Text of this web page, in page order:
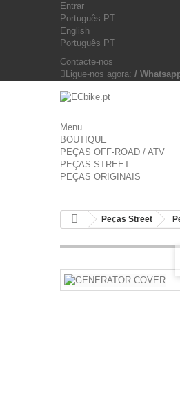
Entrar
Português PT
English
Português PT
Contacte-nos
Ligue-nos agora: /
Menu
BOUTIQUE
PEÇAS OFF-ROAD / ATV
PEÇAS STREET
PEÇAS ORIGINAIS
Peças Street